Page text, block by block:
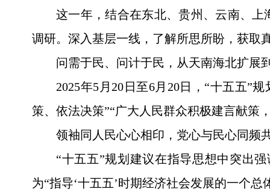
这一年，结合在东北、贵州、云南、
调研。深入基层一线，了解所思所盼，获取
问需于民、问计于民，从天南海北扩展
2025年5月20日至6月20日，“十五五”
策、依法决策”“广大人民群众积极建言献策
领袖同人民心心相印，党心与民心同频
“十五五”规划建议在指导思想中突出
为“指导‘十五五’时期经济社会发展的一个总